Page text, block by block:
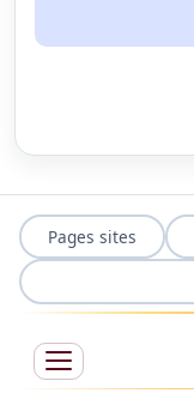
Pages sites